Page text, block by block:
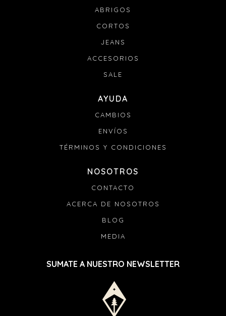
ABRIGOS
CORTOS
JEANS
ACCESORIOS
SALE
AYUDA
CAMBIOS
ENVÍOS
TÉRMINOS Y CONDICIONES
NOSOTROS
CONTACTO
ACERCA DE NOSOTROS
BLOG
MEDIA
SUMATE A NUESTRO NEWSLETTER